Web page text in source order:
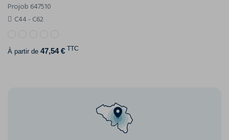
Projob 647510
C44 - C62
À partir de 47,54 € TTC